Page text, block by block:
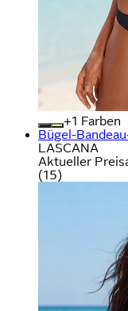
+
Farben
Bügel-
LASCANA
Aktueller Preis
(15)